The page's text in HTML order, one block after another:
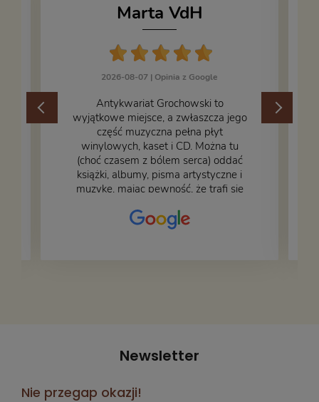
Marta VdH
2026-08-07 | Opinia z Google
​Antykwariat Grochowski to
wyjątkowe miejsce, a zwłaszcza jego
część muzyczna pełna płyt
winylowych, kaset i CD. Można tu
(choć czasem z bólem serca) oddać
książki, albumy, pisma artystyczne i
muzykę, mając pewność, że trafi się
– nasze książki w trakcie
przepakowywania. Część oddaliśmy
Newsletter
Nie przegap okazji!